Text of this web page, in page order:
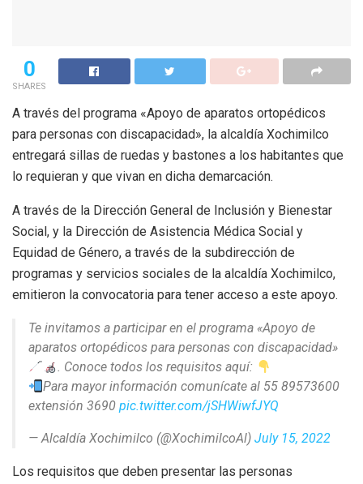
0
SHARES
A través del programa «Apoyo de aparatos ortopédicos
para personas con discapacidad», la alcaldía Xochimilco
entregará sillas de ruedas y bastones a los habitantes que
lo requieran y que vivan en dicha demarcación.
A través de la Dirección General de Inclusión y Bienestar
Social, y la Dirección de Asistencia Médica Social y
Equidad de Género, a través de la subdirección de
programas y servicios sociales de la alcaldía Xochimilco,
emitieron la convocatoria para tener acceso a este apoyo.
Te invitamos a participar en el programa «Apoyo de
aparatos ortopédicos para personas con discapacidad»
. Conoce todos los requisitos aquí:
Para mayor información comunícate al 55 89573600
extensión 3690 pic.twitter.com/jSHWiwfJYQ
— Alcaldía Xochimilco (@XochimilcoAl) July 15, 2022
Los requisitos que deben presentar las personas